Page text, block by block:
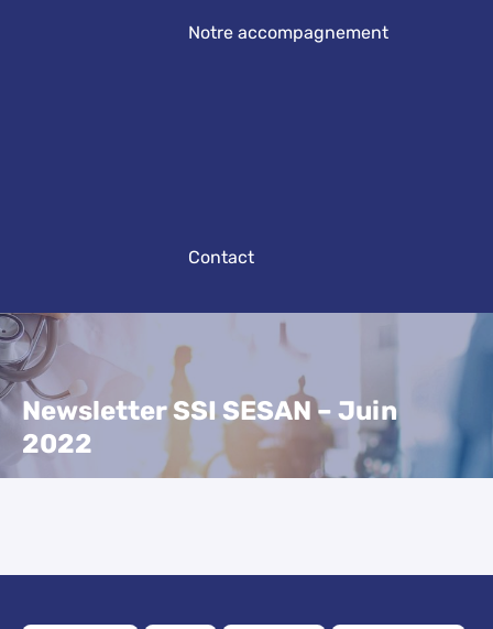
Notre accompagnement
Contact
Newsletter SSI SESAN – Juin
2022